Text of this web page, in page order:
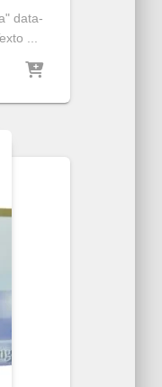
data-
...